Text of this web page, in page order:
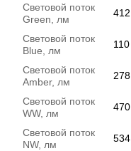
Световой поток
Green, лм
412
Световой поток
Blue, лм
110
Световой поток
Amber, лм
278
Световой поток
WW, лм
470
Световой поток
NW, лм
534